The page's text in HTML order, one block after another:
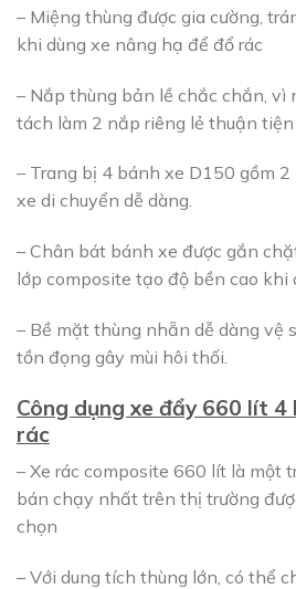
– Miệng thùng được gia cường,
khi dùng xe nâng hạ để đổ rác
– Nắp thùng bản lề chắc chắn, vì
tách làm 2 nắp riêng lẻ thuận
– Trang bị 4 bánh xe D150 gồm
xe di chuyển dễ dàng.
– Chân bát bánh xe được gắn
lớp composite tạo độ bền cao khi
– Bề mặt thùng nhẵn dễ dàng vệ
tồn đọng gây mùi hôi thối.
Công dụng xe đẩy 660 lít
rác
– Xe rác composite 660 lít là một
bán chạy nhất trên thị trường
chọn
– Với dung tích thùng lớn, có thể